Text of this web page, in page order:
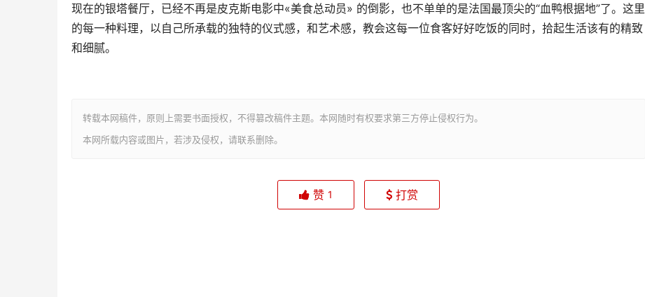
现在的银塔餐厅，已经不再是皮克斯电影中«美食总动员» 的倒影，也不单单的是法国最顶尖的“血鸭根据地”了。这里
的每一种料理，以自己所承载的独特的仪式感，和艺术感，教会这每一位食客好好吃饭的同时，拾起生活该有的精致
和细腻。
转载本网稿件，原则上需要书面授权，不得篡改稿件主题。本网随时有权要求第三方停止侵权行为。
本网所载内容或图片，若涉及侵权，请联系删除。
赞 1 打赏